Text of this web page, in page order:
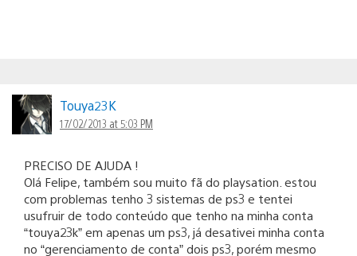
Touya23K
17/02/2013 at 5:03 PM
PRECISO DE AJUDA !
Olá Felipe, também sou muito fã do playsation. estou
com problemas tenho 3 sistemas de ps3 e tentei
usufruir de todo conteúdo que tenho na minha conta
“touya23k” em apenas um ps3, já desativei minha conta
no “gerenciamento de conta” dois ps3, porém mesmo